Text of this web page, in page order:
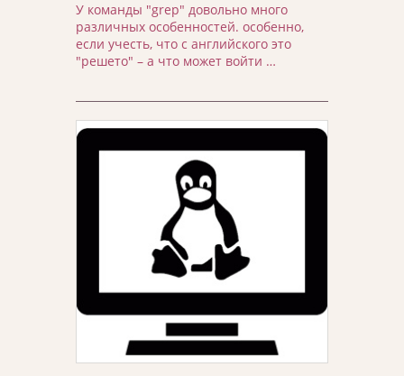
У команды "grep" довольно много
различных особенностей. особенно,
если учесть, что с английского это
"решето" – а что может войти …